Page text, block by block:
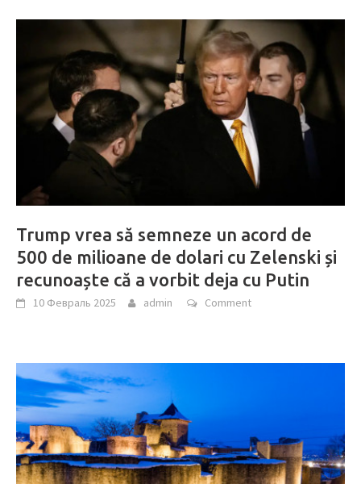
Trump vrea să semneze un acord de
500 de milioane de dolari cu Zelenski și
recunoaște că a vorbit deja cu Putin
10 Февраль 2025 admin Comment